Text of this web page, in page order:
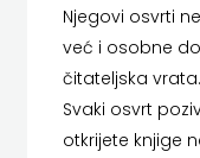
SVEUČILIŠNI
UDŽBENICI
EGMONT
EVENIO
FIGULUS
Njegovi osvrti
već i osobne
čitateljska vrata.
Svaki osvrt
otkrijete knjige